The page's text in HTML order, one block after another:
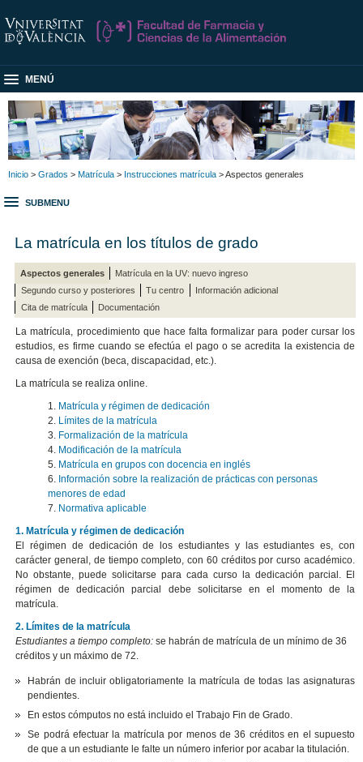
MENÚ
Inicio > Grados > Matrícula > Instrucciones matrícula > Aspectos generales
SUBMENU
La matrícula en los títulos de grado
Aspectos generales
Matrícula en la UV: nuevo ingreso
Segundo curso y posteriores
Tu centro
Información adicional
Cita de matrícula
Documentación
La matrícula, procedimiento que hace falta formalizar para poder cursar los
estudios, es firme cuando se efectúa el pago o se acredita la existencia de
causa de exención (beca, discapacidad, etc.).
La matrícula se realiza online.
1. Matrícula y régimen de dedicación
2. Límites de la matrícula
3. Formalización de la matrícula
4. Modificación de la matrícula
5. Matrícula en grupos con docencia en inglés
6. Información sobre la realización de prácticas con personas
menores de edad
7. Normativa aplicable
1. Matrícula y régimen de dedicación
El régimen de dedicación de los estudiantes y las estudiantes es, con
carácter general, de tiempo completo, con 60 créditos por curso académico.
No obstante, puede solicitarse para cada curso la dedicación parcial. El
régimen de dedicación parcial debe solicitarse en el momento de la
matrícula.
2. Límites de la matrícula
Estudiantes a tiempo completo: se habrán de matrícula de un mínimo de 36
créditos y un máximo de 72.
Habrán de incluir obligatoriamente la matrícula de todas las asignaturas
pendientes.
En estos cómputos no está incluido el Trabajo Fin de Grado.
Se podrá efectuar la matrícula por menos de 36 créditos en el supuesto
de que a un estudiante le falte un número inferior por acabar la titulación.